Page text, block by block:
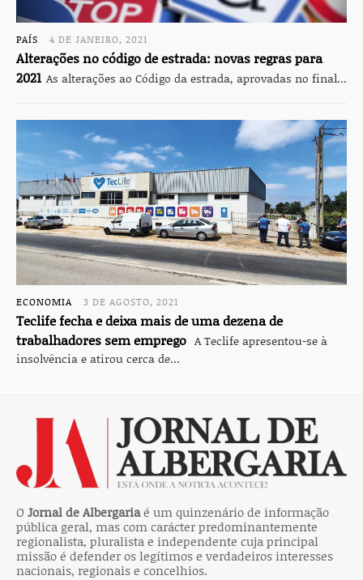
PAÍS 4 DE JANEIRO, 2021
Alterações no código de estrada: novas regras para
2021 As alterações ao Código da estrada, aprovadas no final...
ECONOMIA 3 DE AGOSTO, 2021
Teclife fecha e deixa mais de uma dezena de
trabalhadores sem emprego A Teclife apresentou-se à
insolvência e atirou cerca de...
O Jornal de Albergariaé um quinzenário de informação
pública geral, mas com carácter predominantemente
regionalista, pluralista e independente cuja principal
missão é defender os legítimos e verdadeiros interesses
nacionais, regionais e concelhios.